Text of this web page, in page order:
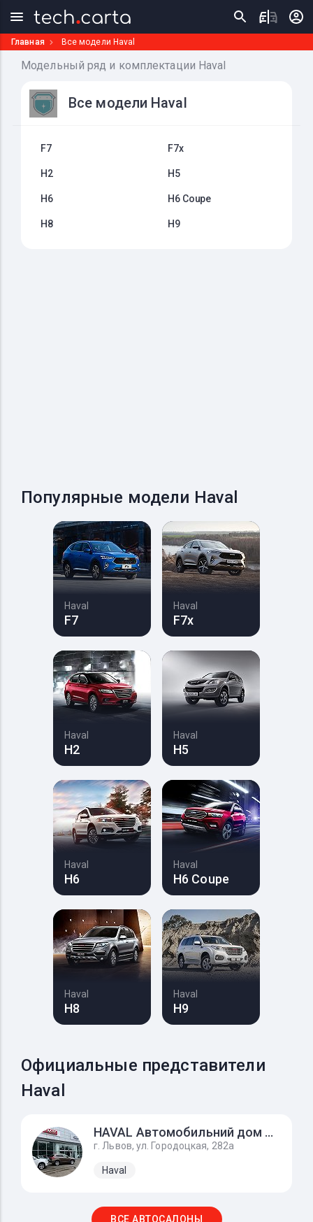
Главная Все модели Haval
Модельный ряд и комплектации Haval
Все модели Haval
F7 F7x
H2 H5
H6 H6 Coupe
H8 H9
Популярные модели Haval
Haval
F7
Haval
F7x
Haval
H2
Haval
H5
Haval
H6
Haval
H6 Coupe
Haval
H8
Haval
H9
Официальные представители
Haval
HAVAL Автомобильний дом Львов
г. Львов, ул. Городоцкая, 282а
Haval
ВСЕ АВТОСАЛОНЫ